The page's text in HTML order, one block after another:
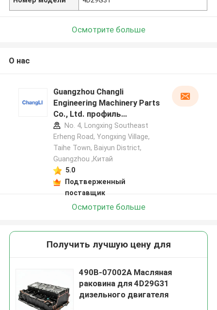
Осмотрите больше
О нас
Guangzhou Changli
Engineering Machinery Parts
Co., Ltd. профиль
производителя
No. 4, Longxing Southeast
Erheng Road, Yongxing Village,
Taihe Town, Baiyun District,
Guangzhou ,Китай
5.0
Подтверженный
поставщик
Осмотрите больше
Получить лучшую цену для
490B-07002A Масляная
раковина для 4D29G31
дизельного двигателя